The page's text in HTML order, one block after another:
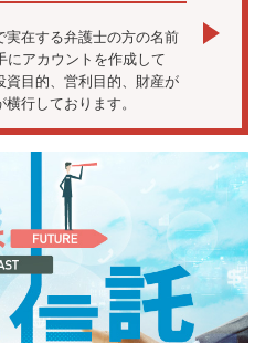
在する弁護士の方の名前
にアカウントを作成して
資目的、営利目的、財産が
行しております。